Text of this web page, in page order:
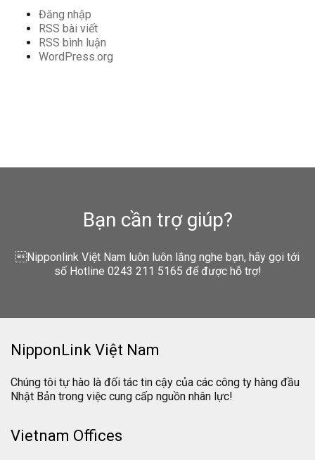
Đăng nhập
RSS bài viết
RSS bình luận
WordPress.org
Bạn cần trợ giúp?
Nipponlink Việt Nam luôn luôn lắng nghe bạn, hãy gọi tới
số Hotline 0243 211 5165 để được hỗ trợ!
NipponLink Việt Nam
Chúng tôi tự hào là đối tác tin cậy của các công ty hàng đầu
Nhật Bản trong việc cung cấp nguồn nhân lực!
Vietnam Offices